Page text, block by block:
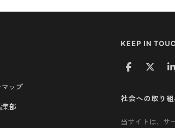
マップ
部
KEEP IN
社会への取り組
当サイトは、サ